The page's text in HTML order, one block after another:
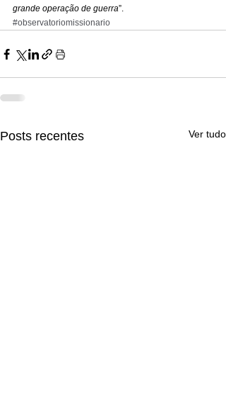
grande operação de guerra”.
#observatoriomissionario
Posts recentes Ver tudo